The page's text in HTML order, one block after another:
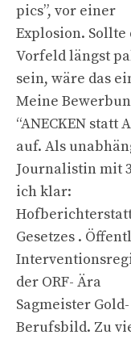
pics”, vor einer
Explosion.
Vorfeld längst
sein, wäre das
Meine
“ANECKEN statt
auf. Als
Journalistin mit
ich klar:
Gesetzes .
der ORF- Ära
Sagmeister
Berufsbild. Zu